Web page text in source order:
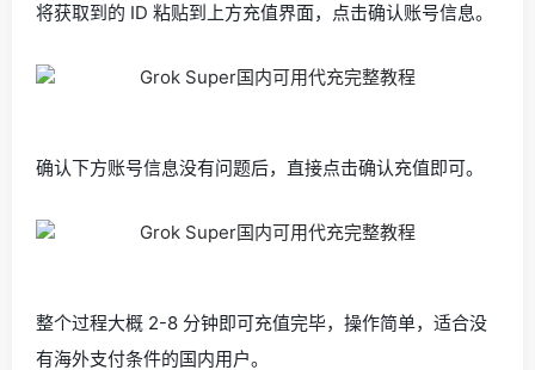
将获取到的 ID 粘贴到上方充值界面，点击确认账号信息。
确认下方账号信息没有问题后，直接点击确认充值即可。
整个过程大概 2-8 分钟即可充值完毕，操作简单，适合没
有海外支付条件的国内用户。